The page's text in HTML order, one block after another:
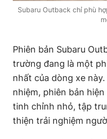
Subaru Outback chỉ phù
Phiên bản Subaru
trường đang là một
nhất của dòng xe
nhiệm, phiên bản
tinh chỉnh nhỏ, tập
thiện trải nghiệm